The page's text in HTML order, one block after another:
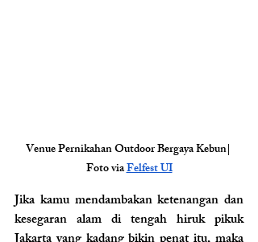
Venue Pernikahan Outdoor Bergaya Kebun|
Foto via Felfest UI
Jika kamu mendambakan ketenangan dan
kesegaran alam di tengah hiruk pikuk